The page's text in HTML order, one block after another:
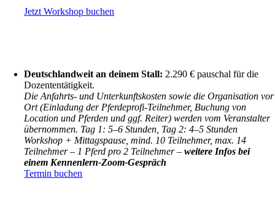
Jetzt Workshop buchen
Deutschlandweit an deinem Stall: 2.290 € pauschal für die
Dozententätigkeit.
Die Anfahrts- und Unterkunftskosten sowie die Organisation vor
Ort (Einladung der Pferdeprofi-Teilnehmer, Buchung von
Location und Pferden und ggf. Reiter) werden vom Veranstalter
übernommen. Tag 1: 5–6 Stunden, Tag 2: 4–5 Stunden
Workshop + Mittagspause, mind. 10 Teilnehmer, max. 14
Teilnehmer – 1 Pferd pro 2 Teilnehmer –weitere Infos bei
einem Kennenlern-Zoom-Gespräch
Termin buchen